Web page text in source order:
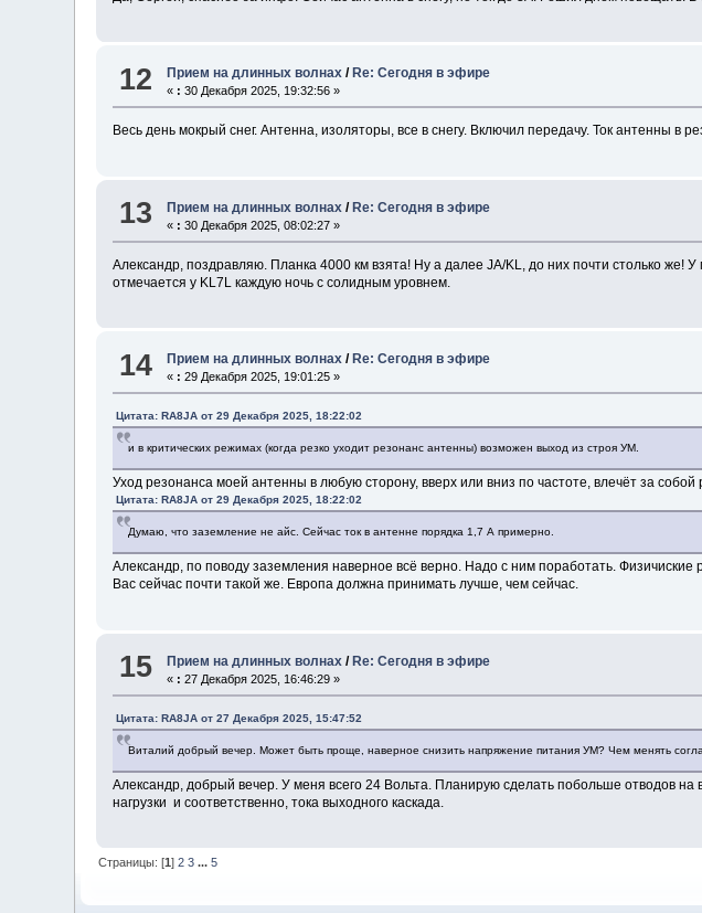
12 Прием на длинных волнах / Re: Сегодня в эфире
« : 30 Декабря 2025, 19:32:56 »
Весь день мокрый снег. Антенна, изоляторы, все в снегу. Включил передачу. Ток антенны
13 Прием на длинных волнах /Re: Сегодня в эфире
« : 30 Декабря 2025, 08:02:27 »
Александр, поздравляю. Планка 4000 км взята! Ну а далее JA/KL, до них почти столько же!
отмечается у KL7L каждую ночь с солидным уровнем.
14 Прием на длинных волнах / Re: Сегодня в эфире
« : 29 Декабря 2025, 19:01:25 »
Цитата: RA8JA от 29 Декабря 2025, 18:22:02
и в критических режимах (когда резко уходит резонанс антенны) возможен выход из строя УМ.
Уход резонанса моей антенны в любую сторону, вверх или вниз по частоте, влечёт за
Цитата: RA8JA от 29 Декабря 2025, 18:22:02
Думаю, что заземление не айс. Сейчас ток в антенне порядка 1,7 А примерно.
Александр, по поводу заземления наверное всё верно. Надо с ним поработать.
Вас сейчас почти такой же. Европа должна принимать лучше, чем сейчас.
15 Прием на длинных волнах /Re: Сегодня в эфире
« : 27 Декабря 2025, 16:46:29 »
Цитата: RA8JA от 27 Декабря 2025, 15:47:52
Виталий добрый вечер. Может быть проще, наверное снизить напряжение питания УМ? Чем менять
Александр, добрый вечер. У меня всего 24 Вольта. Планирую сделать побольше отводов
нагрузки и соответственно, тока выходного каскада.
Страницы: [1]2 3 ...5